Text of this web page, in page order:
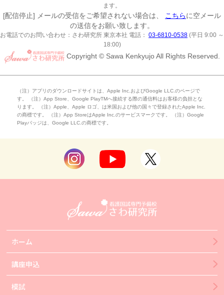
ます。
[配信停止] メールの受信をご希望されない場合は、 こちらに空メール
の送信をお願い致します。
お電話でのお問い合わせ：さわ研究所 東京本社 電話： 03-6810-0538 (平日 9:00 ～
18:00)
Copyright © Sawa Kenkyujo All Rights Reserved.
（注）アプリのダウンロードサイトは、Apple Inc.およびGoogle LLC.のページで
す。 （注）App Store、Google PlayTMへ接続する際の通信料はお客様の負担とな
ります。 （注）Apple、Apple ロゴ、は米国および他の国々で登録されたApple Inc.
の商標です。 （注）App StoreはApple Inc.のサービスマークです。 （注）Google
Playバッジは、Google LLC.の商標です。
ホーム
講座申込
模試